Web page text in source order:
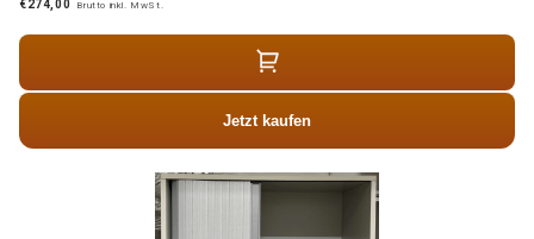
€274,00 Brutto inkl. MwSt.
Jetzt kaufen